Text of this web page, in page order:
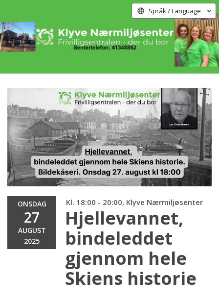
Språk / Language
ONSDAG
27
AUGUST
2025
Kl. 18:00 - 20:00, Klyve Nærmiljøsenter
Hjellevannet,
bindeleddet
gjennom hele
Skiens historie